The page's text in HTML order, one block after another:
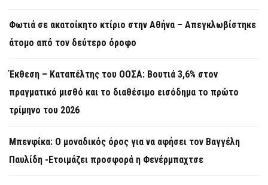
Φωτιά σε ακατοίκητο κτίριο στην Αθήνα – Απεγκλωβίστηκε
άτομο από τον δεύτερο όροφο
Έκθεση – Καταπέλτης του ΟΟΣΑ: Βουτιά 3,6% στον
πραγματικό μισθό και το διαθέσιμο εισόδημα το πρώτο
τρίμηνο του 2026
Μπενφίκα: Ο μοναδικός όρος για να αφήσει τον Βαγγέλη
Παυλίδη -Ετοιμάζει προσφορά η Φενέρμπαχτσε